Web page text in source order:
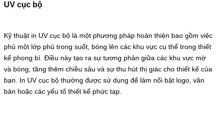
UV cục bộ
Kỹ thuật in UV cục bộ là một phương pháp hoàn thiện bao gồm việc
phủ một lớp phủ trong suốt, bóng lên các khu vực cụ thể trong thiết
kế phong bì. Điều này tạo ra sự tương phản giữa các khu vực mờ
và bóng, tăng thêm chiều sâu và sự thu hút thị giác cho thiết kế của
bạn. In UV cục bộ thường được sử dụng để làm nổi bật logo, văn
bản hoặc các yếu tố thiết kế phức tạp.